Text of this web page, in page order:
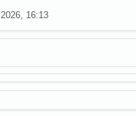
16:13